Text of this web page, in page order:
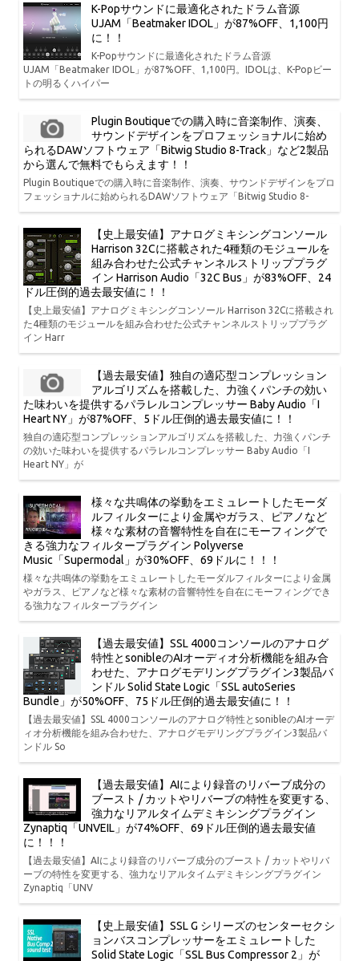
K-Popサウンドに最適化されたドラム音源
UJAM「Beatmaker IDOL」が87%OFF、1,100円
に！！
K-Popサウンドに最適化されたドラム音源
UJAM「Beatmaker IDOL」が87%OFF、1,100円。IDOLは、K-Popビー
トの明るくハイパー
Plugin Boutiqueでの購入時に音楽制作、演奏、
サウンドデザインをプロフェッショナルに始め
られるDAWソフトウェア「Bitwig Studio 8-Track」など2製品
から選んで無料でもらえます！！
Plugin Boutiqueでの購入時に音楽制作、演奏、サウンドデザインをプロ
フェッショナルに始められるDAWソフトウェア「Bitwig Studio 8-
【史上最安値】アナログミキシングコンソール
Harrison 32Cに搭載された4種類のモジュールを
組み合わせた公式チャンネルストリッププラグ
イン Harrison Audio「32C Bus」が83%OFF、24
ドル圧倒的過去最安値に！！
【史上最安値】アナログミキシングコンソール Harrison 32Cに搭載され
た4種類のモジュールを組み合わせた公式チャンネルストリッププラグ
イン Harr
【過去最安値】独自の適応型コンプレッション
アルゴリズムを搭載した、力強くパンチの効い
た味わいを提供するパラレルコンプレッサー Baby Audio「I
Heart NY」が87%OFF、5ドル圧倒的過去最安値に！！
独自の適応型コンプレッションアルゴリズムを搭載した、力強くパンチ
の効いた味わいを提供するパラレルコンプレッサー Baby Audio「I
Heart NY」が
様々な共鳴体の挙動をエミュレートしたモーダ
ルフィルターにより金属やガラス、ピアノなど
様々な素材の音響特性を自在にモーフィングで
きる強力なフィルタープラグイン Polyverse
Music「Supermodal」が30%OFF、69ドルに！！！
様々な共鳴体の挙動をエミュレートしたモーダルフィルターにより金属
やガラス、ピアノなど様々な素材の音響特性を自在にモーフィングでき
る強力なフィルタープラグイン
【過去最安値】SSL 4000コンソールのアナログ
特性とsonibleのAIオーディオ分析機能を組み合
わせた、アナログモデリングプラグイン3製品バ
ンドル Solid State Logic「SSL autoSeries
Bundle」が50%OFF、75ドル圧倒的過去最安値に！！
【過去最安値】SSL 4000コンソールのアナログ特性とsonibleのAIオーデ
ィオ分析機能を組み合わせた、アナログモデリングプラグイン3製品バ
ンドル So
【過去最安値】AIにより録音のリバーブ成分の
ブースト / カットやリバーブの特性を変更する、
強力なリアルタイムデミキシングプラグイン
Zynaptiq「UNVEIL」が74%OFF、69ドル圧倒的過去最安値
に！！！
【過去最安値】AIにより録音のリバーブ成分のブースト / カットやリバ
ーブの特性を変更する、強力なリアルタイムデミキシングプラグイン
Zynaptiq「UNV
【史上最安値】SSL G シリーズのセンターセクシ
ョンバスコンプレッサーをエミュレートした
Solid State Logic「SSL Bus Compressor 2」が